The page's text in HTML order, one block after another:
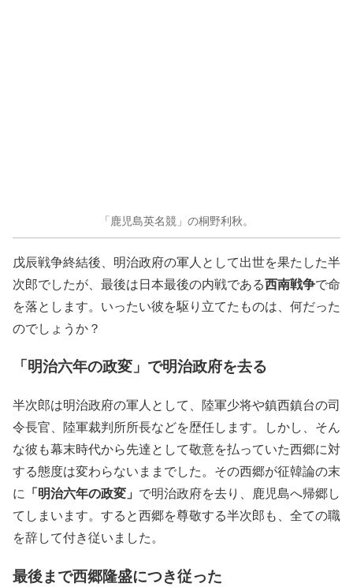
「鹿児島英名競」の桐野利秋。
戊辰戦争終結後、明治政府の軍人として出世を果たした半
次郎でしたが、最後は日本最後の内戦である西南戦争で命
を落とします。いったい彼を駆り立てたものは、何だった
のでしょうか？
「明治六年の政変」で明治政府を去る
半次郎は明治政府の軍人として、陸軍少将や鎮西鎮台の司
令長官、陸軍裁判所所長などを歴任します。しかし、そん
な彼も幕末時代から先達として敬意を払っていた西郷に対
する態度は変わらないままでした。その西郷が征韓論の末
に 「明治六年の政変」 で明治政府を去り、鹿児島へ帰郷し
てしまいます。すると西郷を尊敬する半次郎も、全ての職
を辞して付き従いました。
最後まで西郷隆盛につき従った